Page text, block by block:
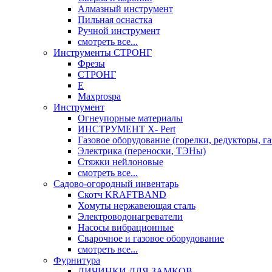
Алмазный инструмент
Пильная оснастка
Ручной инструмент
смотреть все...
Инструменты СТРОНГ
Фрезы
СТРОНГ
Е
Maxprospa
Инструмент
Огнеупорные материалы
ИНСТРУМЕНТ X- Pert
Газовое оборудование (горелки, редукторы,
Электрика (переноски, ТЭНы)
Стяжки нейлоновые
смотреть все...
Садово-огородный инвентарь
Скотч KRAFTBAND
Хомуты нержавеющая сталь
Электроводонагреватели
Насосы вибрационные
Сварочное и газовое оборудование
смотреть все...
Фурнитура